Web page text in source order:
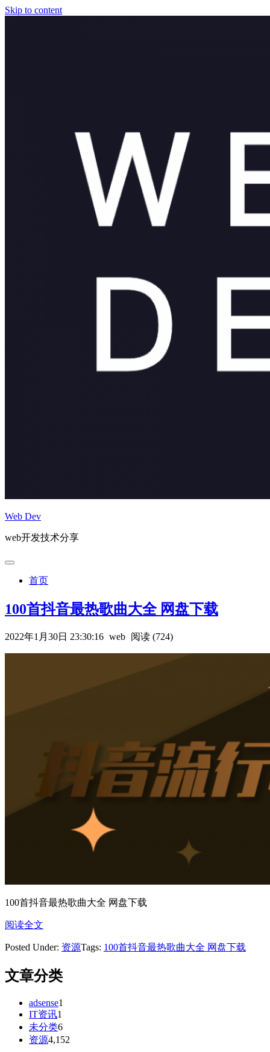
Skip to content
Web Dev
web开发技术分享
首页
100首抖音最热歌曲大全 网盘下载
2022年1月30日 23:30:16 web 阅读 (724)
100首抖音最热歌曲大全 网盘下载
阅读全文
Posted Under: 资源Tags: 100首抖音最热歌曲大全 网盘下载
文章分类
adsense1
IT资讯1
未分类6
资源4,152